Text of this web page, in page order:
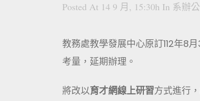
Posted At 14 9 月, 15:30h In 系辦
教務處教學發展中心原訂112年8
考量，延期辦理。
將改以育才網線上研習方式進行，